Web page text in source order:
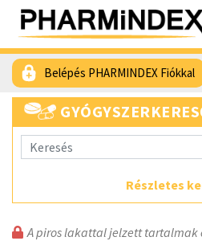
Belépés PHARMINDEX Fiókkal
Részletes
A piros lakattal jelzett tartalmak